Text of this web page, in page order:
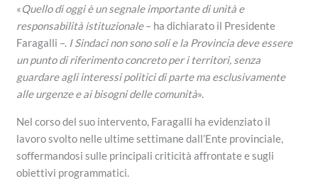
«Quello di oggi è un segnale importante di unità e
responsabilità istituzionale– ha dichiarato il Presidente
Faragalli –. I Sindaci non sono soli e la Provincia deve essere
un punto di riferimento concreto per i territori, senza
guardare agli interessi politici di parte ma esclusivamente
alle urgenze e ai bisogni delle comunità».
Nel corso del suo intervento, Faragalli ha evidenziato il
lavoro svolto nelle ultime settimane dall’Ente provinciale,
soffermandosi sulle principali criticità affrontate e sugli
obiettivi programmatici.